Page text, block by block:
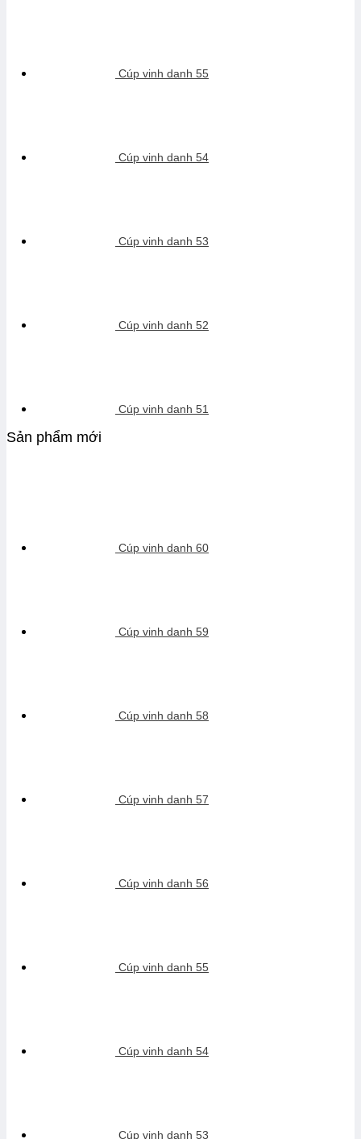
Cúp vinh danh 55
Cúp vinh danh 54
Cúp vinh danh 53
Cúp vinh danh 52
Cúp vinh danh 51
Sản phẩm mới
Cúp vinh danh 60
Cúp vinh danh 59
Cúp vinh danh 58
Cúp vinh danh 57
Cúp vinh danh 56
Cúp vinh danh 55
Cúp vinh danh 54
Cúp vinh danh 53